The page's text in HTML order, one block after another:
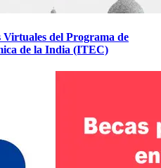
del Programa de
de la India (ITEC)